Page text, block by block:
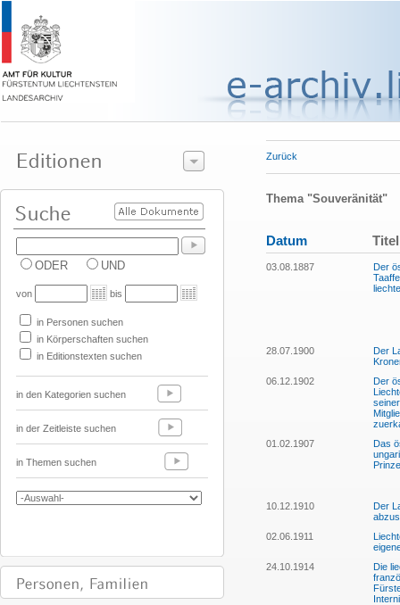
ODER UND
von bis
in Personen suchen
in Körperschaften suchen
in Editionstexten suchen
in den Kategorien suchen
in der Zeitleiste suchen
in Themen suchen
Zurück
Thema "Souveränität"
Datum Titel
03.08.1887
Der
28.07.1900
Der
06.12.1902
Der
01.02.1907
Das
10.12.1910
Der
02.06.1911
24.10.1914
Die